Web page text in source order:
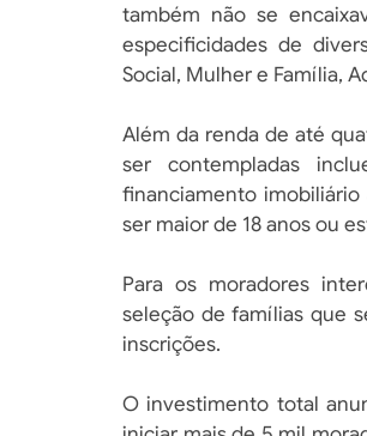
também não se
especificidades de
Social, Mulher e Família,
Além da renda de até
ser contempladas
financiamento
ser maior de 18 anos ou
Para os moradores
seleção de famílias que
inscrições.
O investimento total